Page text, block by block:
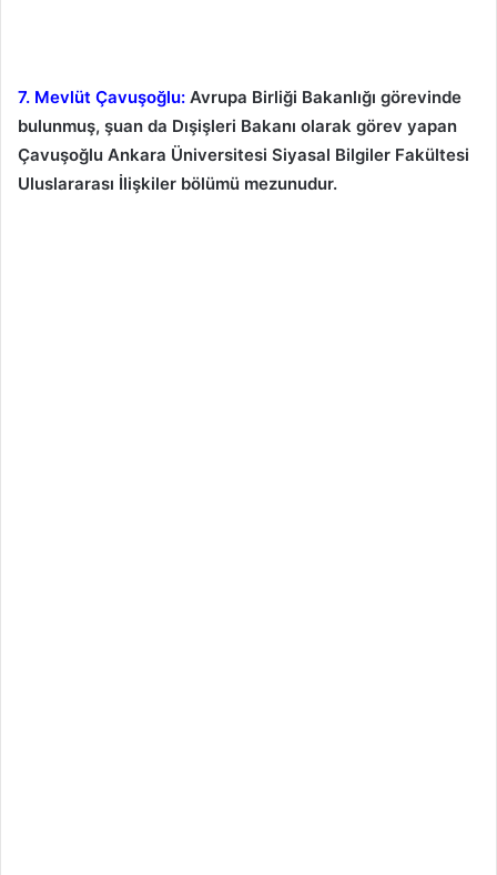
7. Mevlüt Çavuşoğlu: Avrupa Birliği Bakanlığı görevinde
bulunmuş, şuan da Dışişleri Bakanı olarak görev yapan
Çavuşoğlu Ankara Üniversitesi Siyasal Bilgiler Fakültesi
Uluslararası İlişkiler bölümü mezunudur.